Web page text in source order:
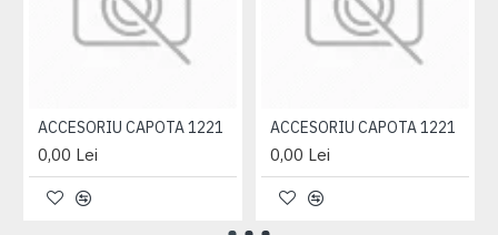
ACCESORIU CAPOTA 1221
0,00 Lei
ACCESORIU CAPOTA 1221
0,00 Lei